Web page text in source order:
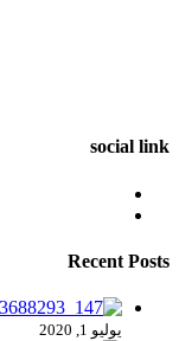
social link
Recent Posts
يوليو 1, 2020